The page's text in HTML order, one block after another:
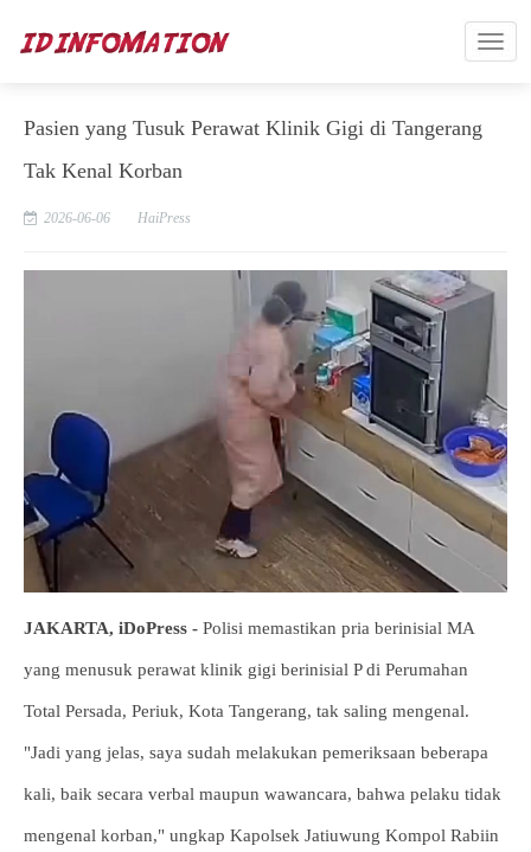
Pasien yang Tusuk Perawat Klinik Gigi di Tangerang
Tak Kenal Korban
2026-06-06 HaiPress
JAKARTA, iDoPress - Polisi memastikan pria berinisial MA
yang menusuk perawat klinik gigi berinisial P di Perumahan
Total Persada, Periuk, Kota Tangerang, tak saling mengenal.
"Jadi yang jelas, saya sudah melakukan pemeriksaan beberapa
kali, baik secara verbal maupun wawancara, bahwa pelaku tidak
mengenal korban," ungkap Kapolsek Jatiuwung Kompol Rabiin